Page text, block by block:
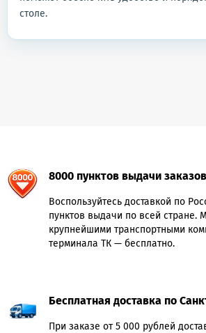
столе.
8000 пунктов выдачи
Воспользуйтесь доставкой по
пунктов выдачи по всей стране.
крупнейшими транспортными
терминала ТК — бесплатно.
Бесплатная доставка по
При заказе от 5 000 рублей